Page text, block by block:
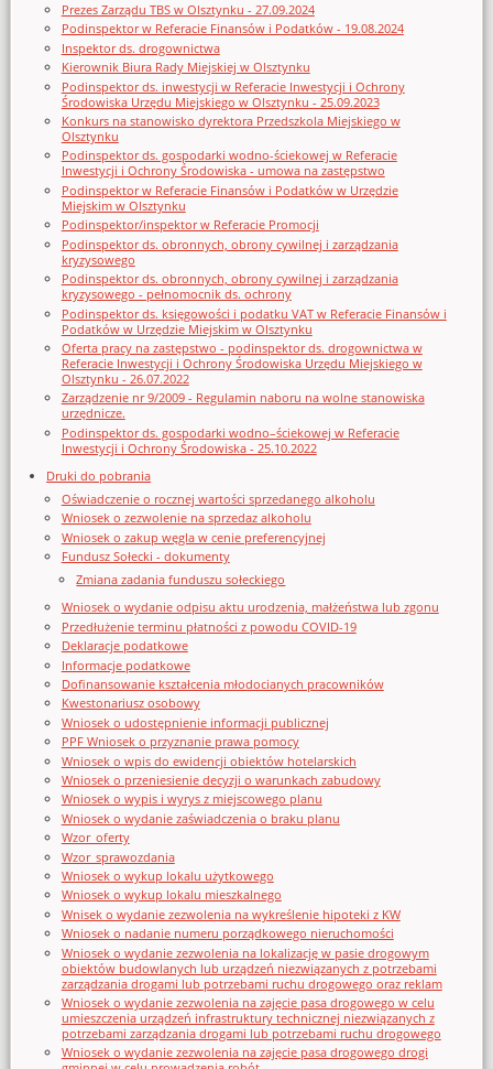
Prezes Zarządu TBS w Olsztynku - 27.09.2024
Podinspektor w Referacie Finansów i Podatków - 19.08.2024
Inspektor ds. drogownictwa
Kierownik Biura Rady Miejskiej w Olsztynku
Podinspektor ds. inwestycji w Referacie Inwestycji i Ochrony
Środowiska Urzędu Miejskiego w Olsztynku - 25.09.2023
Konkurs na stanowisko dyrektora Przedszkola Miejskiego w
Olsztynku
Podinspektor ds. gospodarki wodno-ściekowej w Referacie
Inwestycji i Ochrony Środowiska - umowa na zastępstwo
Podinspektor w Referacie Finansów i Podatków w Urzędzie
Miejskim w Olsztynku
Podinspektor/inspektor w Referacie Promocji
Podinspektor ds. obronnych, obrony cywilnej i zarządzania
kryzysowego
Podinspektor ds. obronnych, obrony cywilnej i zarządzania
kryzysowego - pełnomocnik ds. ochrony
Podinspektor ds. księgowości i podatku VAT w Referacie Finansów i
Podatków w Urzędzie Miejskim w Olsztynku
Oferta pracy na zastępstwo - podinspektor ds. drogownictwa w
Referacie Inwestycji i Ochrony Środowiska Urzędu Miejskiego w
Olsztynku - 26.07.2022
Zarządzenie nr 9/2009 - Regulamin naboru na wolne stanowiska
urzędnicze.
Podinspektor ds. gospodarki wodno–ściekowej w Referacie
Inwestycji i Ochrony Środowiska - 25.10.2022
Druki do pobrania
Oświadczenie o rocznej wartości sprzedanego alkoholu
Wniosek o zezwolenie na sprzedaz alkoholu
Wniosek o zakup węgla w cenie preferencyjnej
Fundusz Sołecki - dokumenty
Zmiana zadania funduszu sołeckiego
Wniosek o wydanie odpisu aktu urodzenia, małżeństwa lub zgonu
Przedłużenie terminu płatności z powodu COVID-19
Deklaracje podatkowe
Informacje podatkowe
Dofinansowanie kształcenia młodocianych pracowników
Kwestonariusz osobowy
Wniosek o udostępnienie informacji publicznej
PPF Wniosek o przyznanie prawa pomocy
Wniosek o wpis do ewidencji obiektów hotelarskich
Wniosek o przeniesienie decyzji o warunkach zabudowy
Wniosek o wypis i wyrys z miejscowego planu
Wniosek o wydanie zaświadczenia o braku planu
Wzor_oferty
Wzor_sprawozdania
Wniosek o wykup lokalu użytkowego
Wniosek o wykup lokalu mieszkalnego
Wnisek o wydanie zezwolenia na wykreślenie hipoteki z KW
Wniosek o nadanie numeru porządkowego nieruchomości
Wniosek o wydanie zezwolenia na lokalizację w pasie drogowym
obiektów budowlanych lub urządzeń niezwiązanych z potrzebami
zarządzania drogami lub potrzebami ruchu drogowego oraz reklam
Wniosek o wydanie zezwolenia na zajęcie pasa drogowego w celu
umieszczenia urządzeń infrastruktury technicznej niezwiązanych z
potrzebami zarządzania drogami lub potrzebami ruchu drogowego
Wniosek o wydanie zezwolenia na zajęcie pasa drogowego drogi